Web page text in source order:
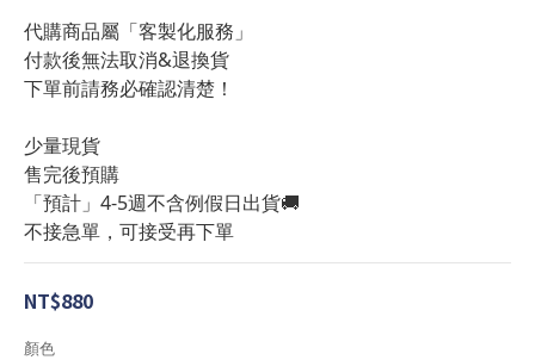
代購商品屬「客製化服務」
付款後無法取消&退換貨
下單前請務必確認清楚！
少量現貨
售完後預購
「預計」4-5週不含例假日出貨🚚
不接急單，可接受再下單
NT$880
顏色